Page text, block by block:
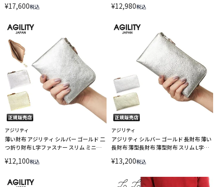
¥17,600税込 ¥12,980税込
アジリティ
薄い財布 アジリティ シルバー ゴールド 二
つ折り財布 L字ファスナー スリム ミニウ
¥12,100税込
アジリティ
アジリティ シルバー ゴールド 長財布 薄い
長財布 薄型長財布 薄型財布 スリム L字フ
¥13,200税込